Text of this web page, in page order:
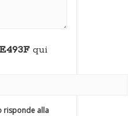
E493F qui
risponde alla